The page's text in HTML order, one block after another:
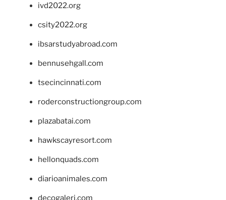
ivd2022.org
csity2022.org
ibsarstudyabroad.com
bennusehgall.com
tsecincinnati.com
roderconstructiongroup.com
plazabatai.com
hawkscayresort.com
hellonquads.com
diarioanimales.com
decogaleri.com